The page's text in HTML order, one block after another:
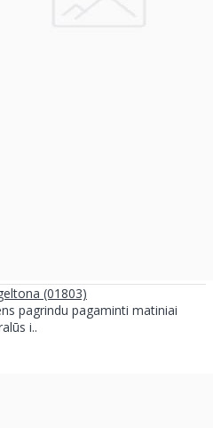
(01803)
pagrindu pagaminti matiniai
i..